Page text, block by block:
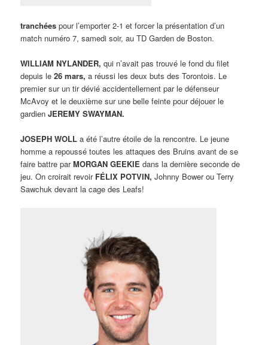
tranchées pour l’emporter 2-1 et forcer la présentation d’un
match numéro 7, samedi soir, au TD Garden de Boston.
WILLIAM NYLANDER, qui n’avait pas trouvé le fond du filet
depuis le26 mars, a réussi les deux buts des Torontois. Le
premier sur un tir dévié accidentellement par le défenseur
McAvoy et le deuxième sur une belle feinte pour déjouer le
gardienJEREMY SWAYMAN.
JOSEPH WOLL a été l’autre étoile de la rencontre. Le jeune
homme a repoussé toutes les attaques des Bruins avant de se
faire battre parMORGAN GEEKIE dans la dernière seconde de
jeu. On croirait revoir FÉLIX POTVIN, Johnny Bower ou Terry
Sawchuk devant la cage des Leafs!